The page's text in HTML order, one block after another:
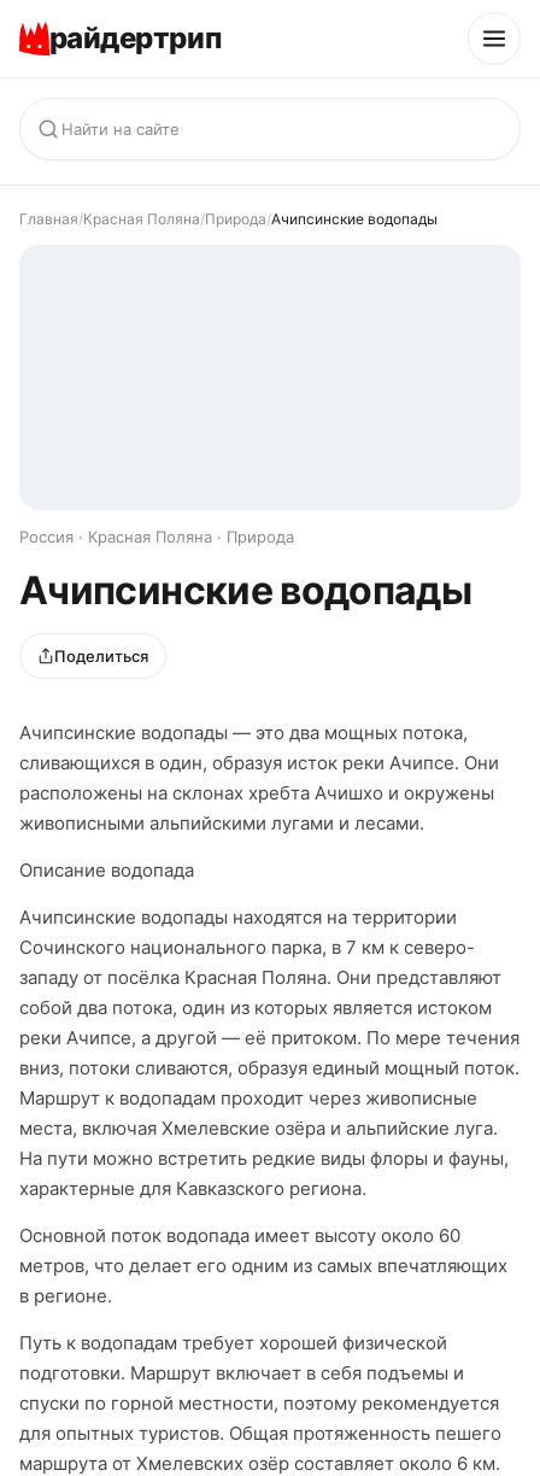
райдертрип
Главная/Красная Поляна/Природа/Ачипсинские водопады
Россия · Красная Поляна · Природа
Ачипсинские водопады
Поделиться
Ачипсинские водопады — это два мощных потока,
сливающихся в один, образуя исток реки Ачипсе. Они
расположены на склонах хребта Ачишхо и окружены
живописными альпийскими лугами и лесами.
Описание водопада
Ачипсинские водопады находятся на территории
Сочинского национального парка, в 7 км к северо-
западу от посёлка Красная Поляна. Они представляют
собой два потока, один из которых является истоком
реки Ачипсе, а другой — её притоком. По мере течения
вниз, потоки сливаются, образуя единый мощный поток.
Маршрут к водопадам проходит через живописные
места, включая Хмелевские озёра и альпийские луга.
На пути можно встретить редкие виды флоры и фауны,
характерные для Кавказского региона. ​
Основной поток водопада имеет высоту около 60
метров, что делает его одним из самых впечатляющих
в регионе. ​
Путь к водопадам требует хорошей физической
подготовки. Маршрут включает в себя подъемы и
спуски по горной местности, поэтому рекомендуется
для опытных туристов. Общая протяженность пешего
маршрута от Хмелевских озёр составляет около 6 км. ​